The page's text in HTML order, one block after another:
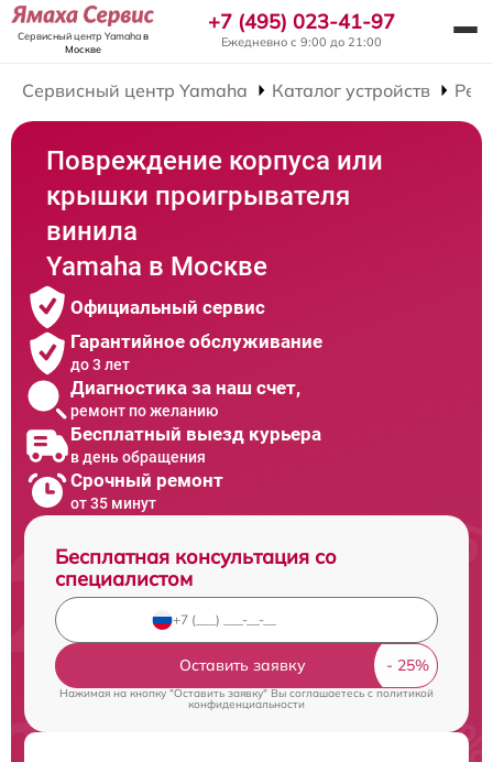
Сервисный центр Yamahaв
Москве
+7 (495) 023-41-97
Ежедневно с 9:00 до 21:00
Сервисный центр Yamaha Каталог устройств
Повреждение корпуса или
крышки проигрывателя
винила
Yamaha в Москве
Официальный сервис
Гарантийное обслуживание
до 3 лет
Диагностика за наш счет,
ремонт по желанию
Бесплатный выезд курьера
в день обращения
Срочный ремонт
от 35 минут
Бесплатная консультация со
специалистом
Оставить заявку
Нажимая на кнопку "Оставить заявку" Вы соглашаетесь cполитикой
конфиденциальности